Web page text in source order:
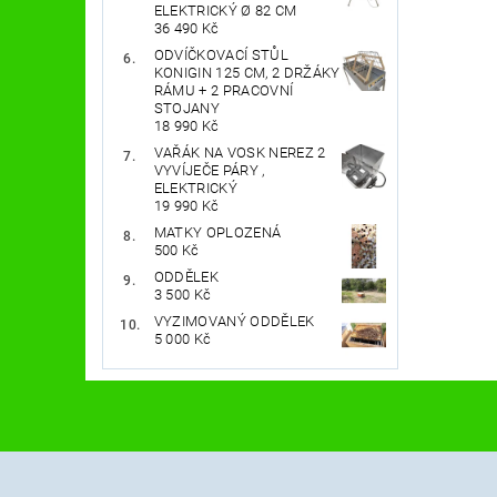
ELEKTRICKÝ Ø 82 CM
36 490 Kč
ODVÍČKOVACÍ STŮL
KONIGIN 125 CM, 2 DRŽÁKY
RÁMU + 2 PRACOVNÍ
STOJANY
18 990 Kč
VAŘÁK NA VOSK NEREZ 2
VYVÍJEČE PÁRY ,
ELEKTRICKÝ
19 990 Kč
MATKY OPLOZENÁ
500 Kč
ODDĚLEK
3 500 Kč
VYZIMOVANÝ ODDĚLEK
5 000 Kč